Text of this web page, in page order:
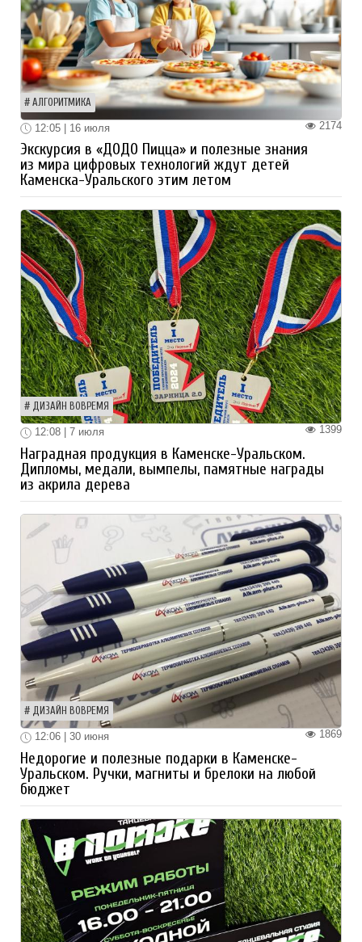
АЛГОРИТМИКА
2174
12:05 | 16 июля
Экскурсия в «ДОДО Пицца» и полезные знания
из мира цифровых технологий ждут детей
Каменска-Уральского этим летом
ДИЗАЙН ВОВРЕМЯ
1399
12:08 | 7 июля
Наградная продукция в Каменске-Уральском.
Дипломы, медали, вымпелы, памятные награды
из акрила дерева
ДИЗАЙН ВОВРЕМЯ
1869
12:06 | 30 июня
Недорогие и полезные подарки в Каменске-
Уральском. Ручки, магниты и брелоки на любой
бюджет